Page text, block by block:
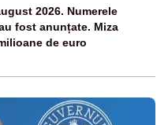
2026. Numerele
fost anunțate. Miza
de euro